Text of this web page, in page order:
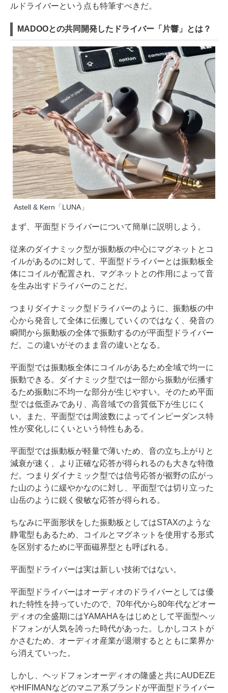
ルドライバーという点も特筆すべきだ。
MADOOとの共同開発したドライバー「片響」とは？
Astell & Kern「LUNA」
まず、平面型ドライバーについて簡単に説明しよう。
従来のダイナミック型が振動板の中心にマグネットとコ
イルがあるのに対して、平面型ドライバーとは振動板全
体にコイルが配置され、マグネットとの作用によって音
を生み出すドライバーのことだ。
つまりダイナミック型ドライバーのように、振動板の中
心から発音して全体に伝搬していくのではなく、発音の
瞬間から振動板の全体で振動するのが平面型ドライバー
だ。この違いがそのまま音の違いとなる。
平面型では振動板全体にコイルがあるため全域で均一に
振動できる。ダイナミック型では一部から振動が伝播す
るため振動に不均一な部分が生じやすい。そのため平面
型では低歪みであり、高音域での音質低下が生じにく
い。また、平面型では周波数によってインピーダンス特
性が変化しにくいという特性もある。
平面型では振動板が軽量で薄いため、音の立ち上がりと
減衰が速く、より正確な応答が得られるのも大きな特徴
だ。つまりダイナミック型では信号応答が裾野の広がっ
た山のように緩やかなのに対し、平面型では切り立った
山岳のように鋭く俊敏な応答が得られる。
ちなみに平面形状をした振動板としてはSTAXのような
静電型もあるため、コイルとマグネットを使用する形式
を区別するために平面磁界型とも呼ばれる。
平面型ドライバーは実は新しい技術ではない。
平面型ドライバーはオーディオのドライバーとしては優
れた特性を持っていたので、70年代から80年代などオー
ディオの全盛期にはYAMAHAをはじめとして平面型ヘッ
ドフォンが人気を誇った時代があった。しかしコストが
かさむため、オーディオ産業が退潮するとともに業界か
ら消えていった。
しかし、ヘッドフォンオーディオの隆盛と共にAUDEZE
やHIFIMANなどのマニア系ブランドが平面型ドライバー